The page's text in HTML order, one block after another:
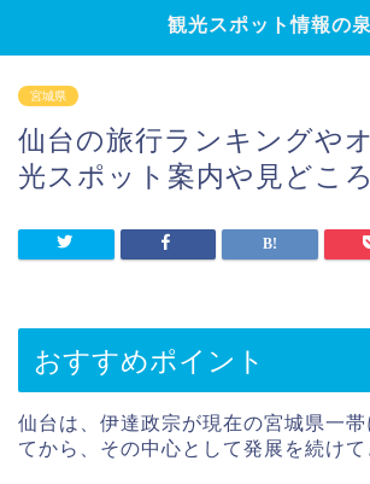
観光スポット情報の泉
宮城県
仙台の旅行ランキングや
光スポット案内や見どこ
おすすめポイント
仙台は、伊達政宗が現在の宮城県一
てから、その中心として発展を続けて